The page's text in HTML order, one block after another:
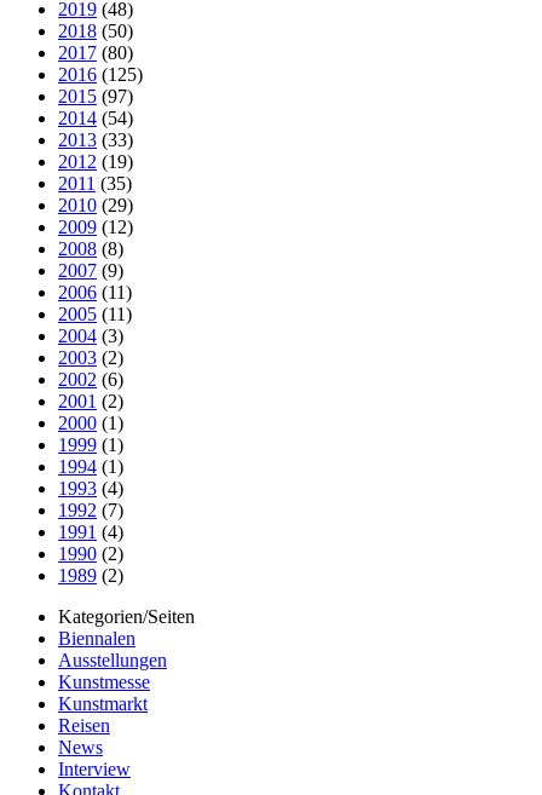
2019 (48)
2018 (50)
2017 (80)
2016 (125)
2015 (97)
2014 (54)
2013 (33)
2012 (19)
2011 (35)
2010 (29)
2009 (12)
2008 (8)
2007 (9)
2006 (11)
2005 (11)
2004 (3)
2003 (2)
2002 (6)
2001 (2)
2000 (1)
1999 (1)
1994 (1)
1993 (4)
1992 (7)
1991 (4)
1990 (2)
1989 (2)
Kategorien/Seiten
Biennalen
Ausstellungen
Kunstmesse
Kunstmarkt
Reisen
News
Interview